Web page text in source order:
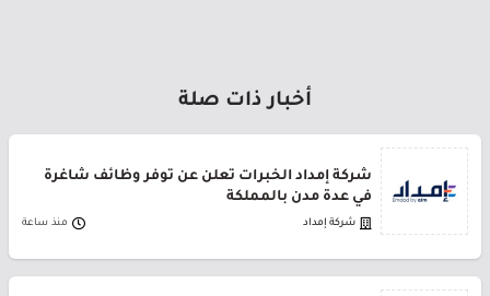
أخبار ذات صلة
شركة إمداد الخبرات تعلن عن توفر وظائف شاغرة
في عدة مدن بالمملكة
شركة إمداد منذ ساعة